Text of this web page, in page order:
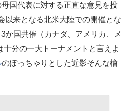
母国代表に対する正直な意見を投
以来となる北米大陸での開催とな
か国共催（カナダ、アメリカ、メ
分の一大トーナメントと言えよ
のぽっちゃりとした近影そんな檜